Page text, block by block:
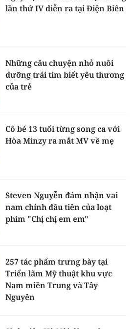
lần thứ IV diễn ra tại Điện Biên
Những câu chuyện nhỏ nuôi
dưỡng trái tim biết yêu thương
của trẻ
Cô bé 13 tuổi từng song ca với
Hòa Minzy ra mắt MV về mẹ
Steven Nguyễn đảm nhận vai
nam chính đầu tiên của loạt
phim "Chị chị em em"
257 tác phẩm trưng bày tại
Triển lãm Mỹ thuật khu vực
Nam miền Trung và Tây
Nguyên